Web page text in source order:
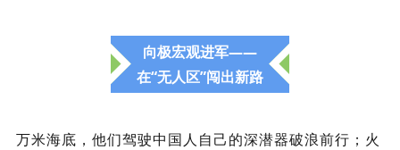
向极宏观进军——
在“无人区”闯出新路
万米海底，他们驾驶中国人自己的深潜器破浪前行；火